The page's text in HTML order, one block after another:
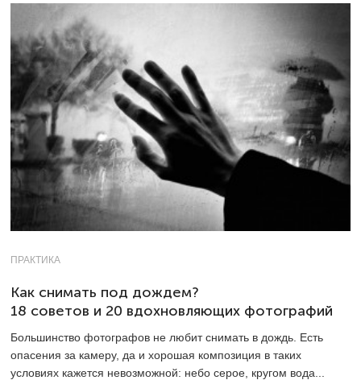
ПРАКТИКА
Как снимать под дождем?
18 советов и 20 вдохновляющих фотографий
Большинство фотографов не любит снимать в дождь. Есть
опасения за камеру, да и хорошая композиция в таких
условиях кажется невозможной: небо серое, кругом вода...